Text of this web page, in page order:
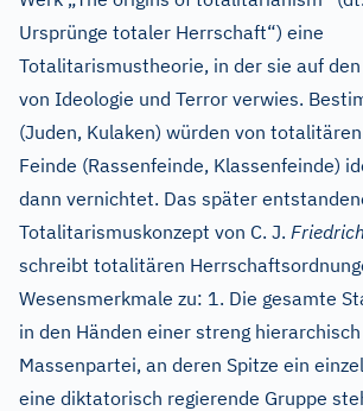
Ursprünge totaler Herrschaft“) eine
Totalitarismustheorie, in der sie auf
von Ideologie und Terror verwies.
(Juden, Kulaken) würden von
Feinde (Rassenfeinde, Klassenfeinde)
dann vernichtet. Das später
Totalitarismuskonzept von C. J. Friedrich
schreibt totalitären
Wesensmerkmale zu: 1. Die gesamte
in den Händen einer streng
Massenpartei, an deren Spitze ein
eine diktatorisch regierende Gruppe